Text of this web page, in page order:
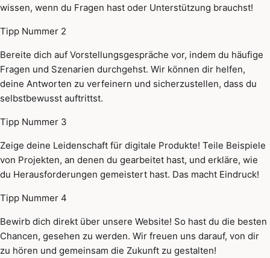
wissen, wenn du Fragen hast oder Unterstützung brauchst!
Tipp Nummer 2
Bereite dich auf Vorstellungsgespräche vor, indem du häufige
Fragen und Szenarien durchgehst. Wir können dir helfen,
deine Antworten zu verfeinern und sicherzustellen, dass du
selbstbewusst auftrittst.
Tipp Nummer 3
Zeige deine Leidenschaft für digitale Produkte! Teile Beispiele
von Projekten, an denen du gearbeitet hast, und erkläre, wie
du Herausforderungen gemeistert hast. Das macht Eindruck!
Tipp Nummer 4
Bewirb dich direkt über unsere Website! So hast du die besten
Chancen, gesehen zu werden. Wir freuen uns darauf, von dir
zu hören und gemeinsam die Zukunft zu gestalten!